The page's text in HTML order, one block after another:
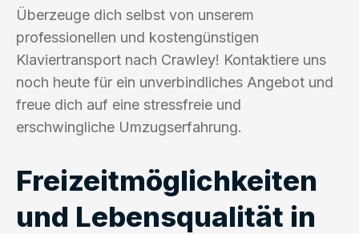
Überzeuge dich selbst von unserem
professionellen und kostengünstigen
Klaviertransport nach Crawley! Kontaktiere uns
noch heute für ein unverbindliches Angebot und
freue dich auf eine stressfreie und
erschwingliche Umzugserfahrung.
Freizeitmöglichkeiten
und Lebensqualität in